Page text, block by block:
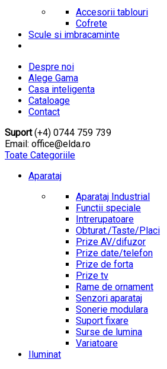
Accesorii tablouri
Cofrete
Scule si imbracaminte
Despre noi
Alege Gama
Casa inteligenta
Cataloage
Contact
Suport(+4) 0744 759 739
Email: office@elda.ro
Toate Categoriile
Aparataj
Aparataj Industrial
Functii speciale
Intrerupatoare
Obturat./Taste/Placi
Prize AV/difuzor
Prize date/telefon
Prize de forta
Prize tv
Rame de ornament
Senzori aparataj
Sonerie modulara
Suport fixare
Surse de lumina
Variatoare
Iluminat